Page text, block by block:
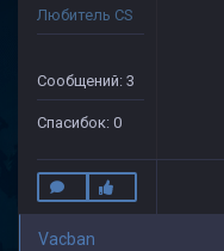
Любитель CS
Сообщений: 3
Спасибок: 0
Vacban